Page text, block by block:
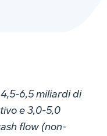
6,5 miliardi di
e 3,0-5,0
flow (non-